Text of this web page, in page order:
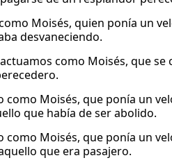
Moisés, quien ponía un
desvaneciendo.
como Moisés, que
como Moisés, que ponía un
que había de ser abolido.
como Moisés, que ponía un
que era pasajero.